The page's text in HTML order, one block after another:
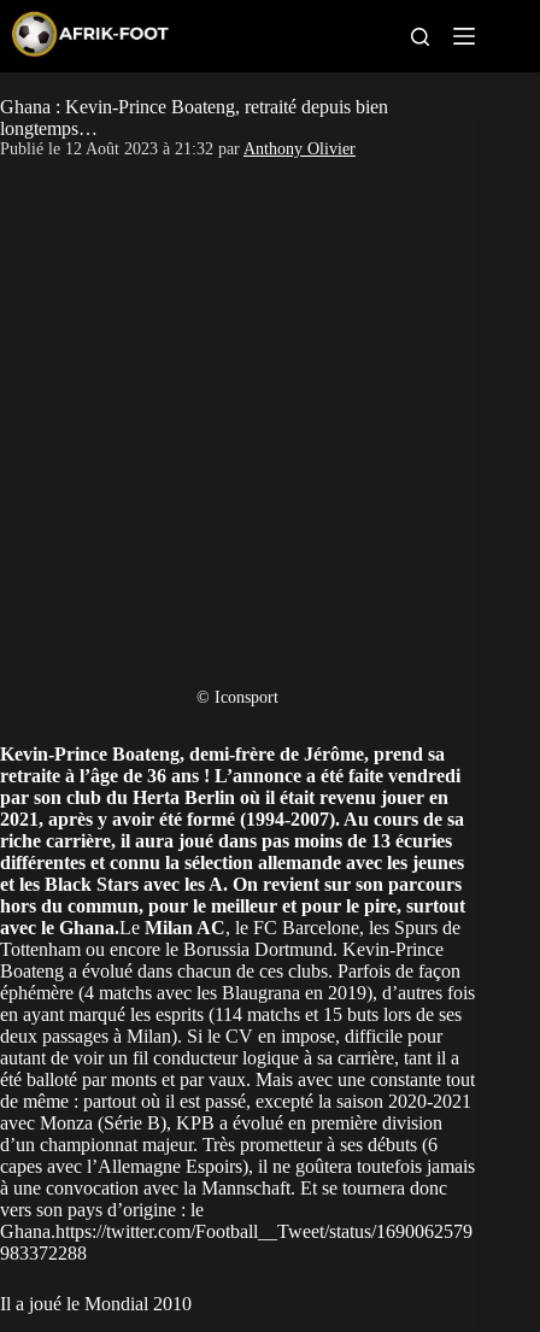
p
o
c
o
CAN féminine
Ghana : Kevin-Prince Boateng, retraité depuis bien
longtemps…
Publié le 12 Août 2023 à 21:32 par Anthony Olivier
© Iconsport
Kevin-Prince Boateng, demi-frère de Jérôme, prend sa
retraite à l’âge de 36 ans ! L’annonce a été faite vendredi
par son club du Herta Berlin où il était revenu jouer en
2021, après y avoir été formé (1994-2007). Au cours de sa
riche carrière, il aura joué dans pas moins de 13 écuries
différentes et connu la sélection allemande avec les jeunes
et les Black Stars avec les A. On revient sur son parcours
hors du commun, pour le meilleur et pour le pire, surtout
avec le Ghana.Le Milan AC, le FC Barcelone, les Spurs de
Tottenham ou encore le Borussia Dortmund. Kevin-Prince
Boateng a évolué dans chacun de ces clubs. Parfois de façon
éphémère (4 matchs avec les Blaugrana en 2019), d’autres fois
en ayant marqué les esprits (114 matchs et 15 buts lors de ses
deux passages à Milan). Si le CV en impose, difficile pour
autant de voir un fil conducteur logique à sa carrière, tant il a
été balloté par monts et par vaux. Mais avec une constante tout
de même : partout où il est passé, excepté la saison 2020-2021
avec Monza (Série B), KPB a évolué en première division
d’un championnat majeur. Très prometteur à ses débuts (6
capes avec l’Allemagne Espoirs), il ne goûtera toutefois jamais
à une convocation avec la Mannschaft. Et se tournera donc
vers son pays d’origine : le
Ghana.https://twitter.com/Football__Tweet/status/1690062579
983372288
Il a joué le Mondial 2010